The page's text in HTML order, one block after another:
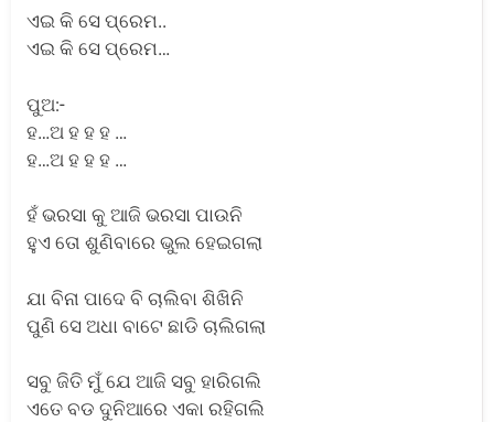
ଏଇ କି ସେ ପ୍ରେମ..
ଏଇ କି ସେ ପ୍ରେମ…
ପୁଅ:-
ହ…ଅ ହ ହ ହ …
ହ…ଅ ହ ହ ହ …
ହଁ ଭରସା କୁ ଆଜି ଭରସା ପାଉନି
ହୁଏ ତୋ ଶୁଣିବାରେ ଭୁଲ ହେଇଗଲା
ଯା ବିନା ପାଦେ ବି ଚାଲିବା ଶିଖିନି
ପୁଣି ସେ ଅଧା ବାଟେ ଛାଡି ଚାଲିଗଲା
ସବୁ ଜିତି ମୁଁ ଯେ ଆଜି ସବୁ ହାରିଗଲି
ଏତେ ବଡ ଦୁନିଆରେ ଏକା ରହିଗଲି